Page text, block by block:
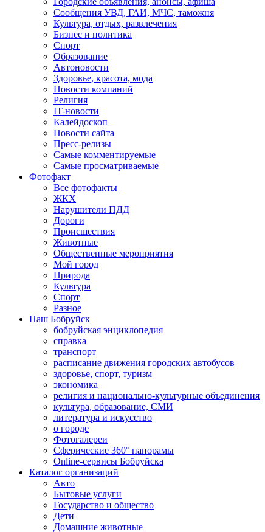
Сообщения УВД, ГАИ, МЧС, таможня
Культура, отдых, развлечения
Бизнес и политика
Спорт
Образование
Автоновости
Здоровье, красота, мода
Новости компаний
Религия
IT-новости
Калейдоскоп
Новости сайта
Пресс-релизы
Самые комментируемые
Самые просматриваемые
Фотофакт
Все фотофакты
ЖКХ
Нарушители ПДД
Дороги
Происшествия
Животные
Общественные мероприятия
Мой город
Природа
Культура
Спорт
Разное
Наш Бобруйск
бобруйская энциклопедия
справка
транспорт
расписание движения городских автобусов
здоровье, спорт, туризм
экономика
религия и национально-культурные объединения
культура, образование, СМИ
литература и искусство
о городе
Фотогалереи
Сферические 360° панорамы
Online-сервисы Бобруйска
Каталог организаций
Авто
Бытовые услуги
Государство и общество
Дети
Домашние животные